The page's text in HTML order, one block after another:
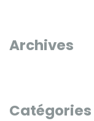
Archives
Catégories